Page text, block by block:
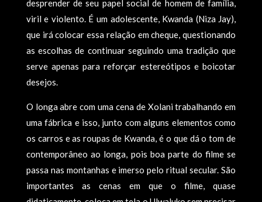
desprender de seu papel social de homem de família,
viril e violento. É um adolescente, Kwanda (Niza Jay),
que irá colocar essa relação em cheque, questionando
as escolhas de continuar seguindo uma tradição que
serve apenas para reforçar estereótipos e boicotar
desejos.
O longa abre com uma cena de Xolani trabalhando em
uma fábrica e isso, junto com alguns elementos como
os carros e as roupas de Kwanda, é o que dá o tom de
contemporâneo ao longa, pois boa parte do filme se
passa nas montanhas e imerso pelo ritual secular. São
importantes as cenas em que o filme, quase